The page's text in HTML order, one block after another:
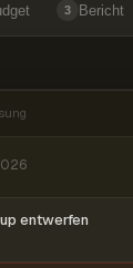
3 Bericht
entwerfen